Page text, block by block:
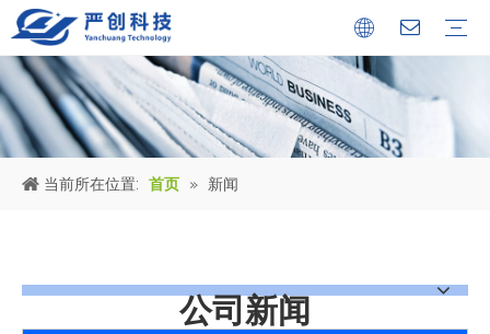
当前所在位置: 首页 » 新闻
公司新闻